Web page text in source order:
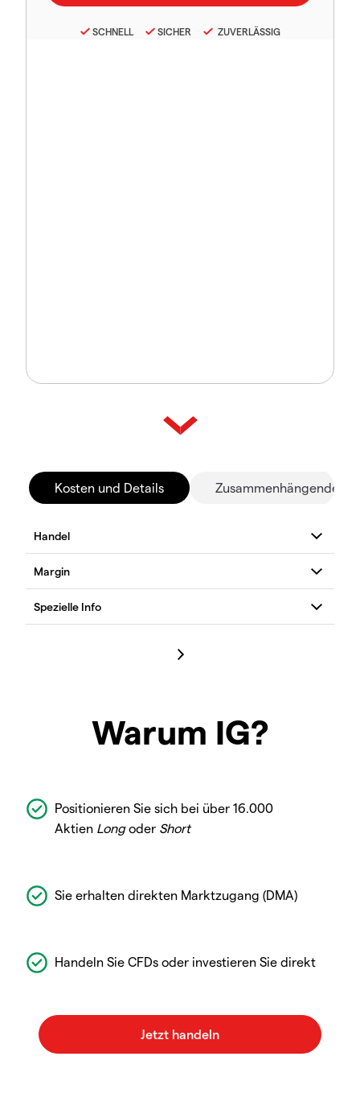
SCHNELL SICHER ZUVERLÄSSIG
Kosten und Details Zusammenhängende
Warum IG?
Positionieren Sie sich bei über 16.000
Aktien Longoder Short
Sie erhalten direkten Marktzugang (DMA)
Handeln Sie CFDs oder investieren Sie direkt